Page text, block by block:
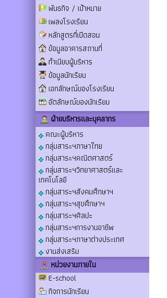
พันธกิจ / เป้าหมาย
เพลงโรงเรียน
หลักสูตรที่เปิดสอน
ข้อมูลอาคารสถานที่
ทำเนียบผู้บริหาร
ข้อมูลนักเรียน
เอกลักษณ์ของโรงเรียน
อัตลักษณ์ของนักเรียน
ฝ่ายบริหารและบุคลากร
คณะผู้บริหาร
กลุ่มสาระฯภาษาไทย
กลุ่มสาระฯคณิตศาสตร์
กลุ่มสาระฯวิทยาศาสตร์และ
เทคโนโลยี
กลุ่มสาระฯสังคมศึกษาฯ
กลุ่มสาระฯสุขศึกษาฯ
กลุ่มสาระฯศิลปะ
กลุ่มสาระฯการงานอาชีพ
กลุ่มสาระฯภาษาต่างประเทศ
งานส่งเสริม
หน่วยงานภายใน
E-school
กิจการนักเรียน